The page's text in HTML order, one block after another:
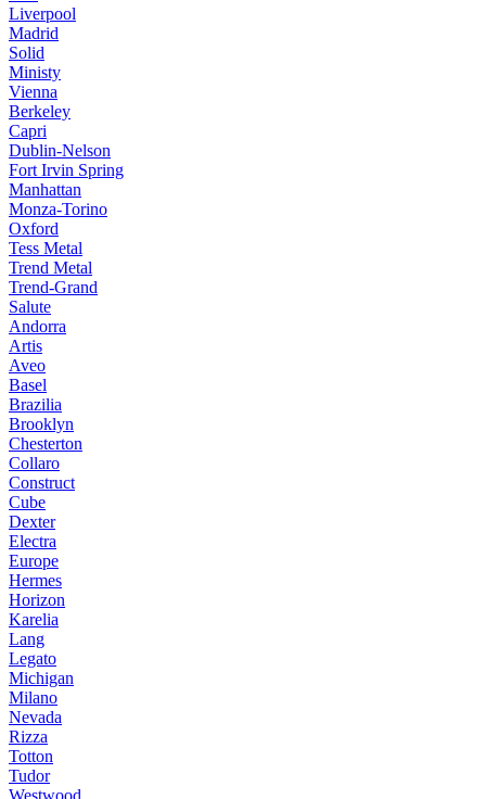
Liverpool
Madrid
Solid
Ministy
Vienna
Berkeley
Capri
Dublin-Nelson
Fort Irvin Spring
Manhattan
Monza-Torino
Oxford
Tess Metal
Trend Metal
Trend-Grand
Salute
Andorra
Artis
Aveo
Basel
Brazilia
Brooklyn
Chesterton
Collaro
Construct
Cube
Dexter
Electra
Europe
Hermes
Horizon
Karelia
Lang
Legato
Michigan
Milano
Nevada
Rizza
Totton
Tudor
Westwood